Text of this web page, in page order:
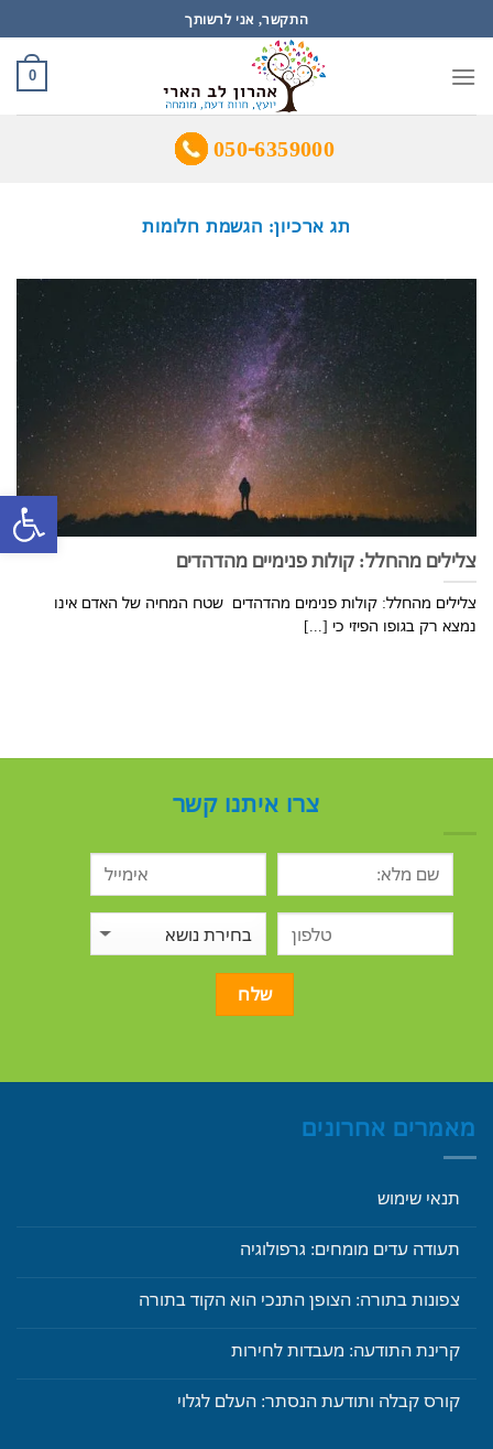
פתח
to
content
התקשר, אני לרשותך
0
050-6359000
תג ארכיון: הגשמת חלומות
צלילים מהחלל: קולות פנימיים מהדהדים
צלילים מהחלל: קולות פנימים מהדהדים שטח המחיה של האדם אינו
נמצא רק בגופו הפיזי כי [...]
צרו איתנו קשר
מאמרים אחרונים
תנאי שימוש
תעודה עדים מומחים: גרפולוגיה
צפונות בתורה: הצופן התנכי הוא הקוד בתורה
קרינת התודעה: מעבדות לחירות
קורס קבלה ותודעת הנסתר: העלם לגלוי